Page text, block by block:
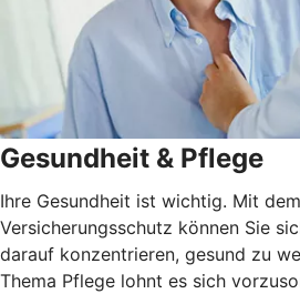
Gesundheit & Pflege
Ihre Gesundheit ist wichtig. Mit
Versicherungsschutz können Sie
darauf konzentrieren, gesund zu
Thema Pflege lohnt es sich